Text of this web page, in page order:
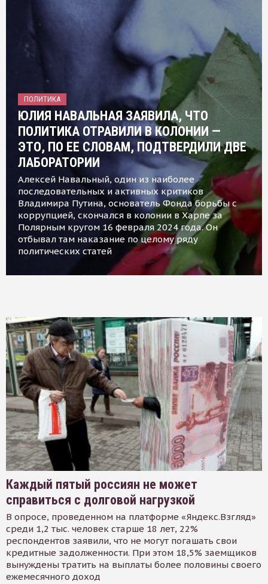
ПОЛИТИКА
ЮЛИЯ НАВАЛЬНАЯ ЗАЯВИЛА, ЧТО
ПОЛИТИКА ОТРАВИЛИ В КОЛОНИИ —
ЭТО, ПО ЕЕ СЛОВАМ, ПОДТВЕРДИЛИ ДВЕ
ЛАБОРАТОРИИ
Алексей Навальный, один из наиболее
последовательных и активных критиков
Владимира Путина, основатель Фонда борьбы с
коррупцией, скончался в колонии в Харпе за
Полярным кругом 16 февраля 2024 года. Он
отбывал там наказание по целому ряду
политических статей
Каждый пятый россиян не может
справиться с долговой нагрузкой
В опросе, проведенном на платформе «Яндекс.Взгляд»
среди 1,2 тыс. человек старше 18 лет, 22%
респондентов заявили, что не могут погашать свои
кредитные задолженности. При этом 18,5% заемщиков
вынуждены тратить на выплаты более половины своего
ежемесячного доход